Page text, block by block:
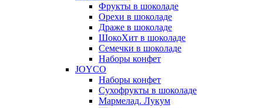
Фрукты в шоколаде
Орехи в шоколаде
Драже в шоколаде
ШокоХит в шоколаде
Семечки в шоколаде
Наборы конфет
JOYCO
Наборы конфет
Сухофрукты в шоколаде
Мармелад. Лукум